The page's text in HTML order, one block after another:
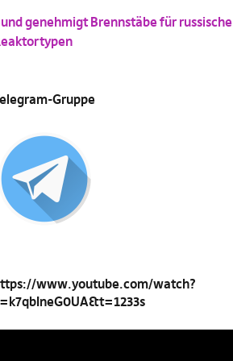
genehmigt Brennstäbe für russische
Gruppe
www.youtube.com/watch?